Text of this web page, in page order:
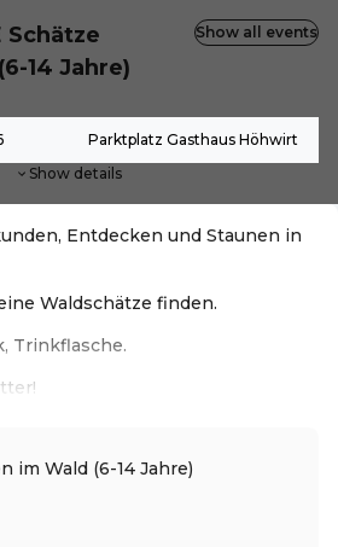
Schätze
14 Jahre)
Parktplatz Gasthaus Höhwirt
Show details
Show all events
Entdecken und Staunen in
Waldschätze finden.
Trinkflasche.
im Wald (6-14 Jahre)